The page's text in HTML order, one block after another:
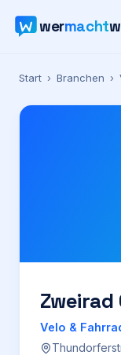
wermacht
Verzeichnis
Karte
Preise
Für Firmen
Start › Branchen ›
Zweirad
Velo &